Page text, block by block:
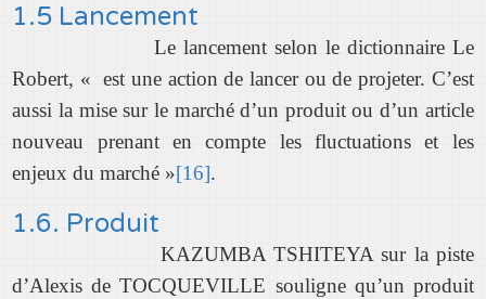
1.5 Lancement
Le lancement selon le dictionnaire Le
Robert, « est une action de lancer ou de projeter. C’est
aussi la mise sur le marché d’un produit ou d’un article
nouveau prenant en compte les fluctuations et les
enjeux du marché »[16].
1.6. Produit
KAZUMBA TSHITEYA sur la piste
d’Alexis de TOCQUEVILLE souligne qu’un produit